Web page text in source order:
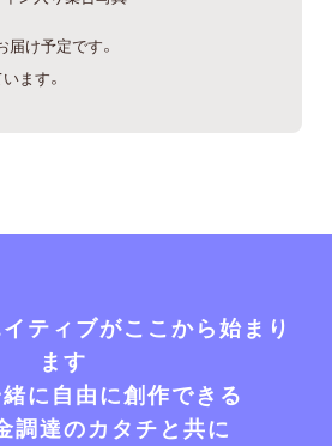
届け予定です。
ます。
ティブがここから始まり
ます
に自由に創作できる
調達のカタチと共に